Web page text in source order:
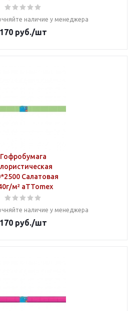
наличие у менеджера
170 руб./шт
Гофробумага
Салатовая
м² aTTomex
наличие у менеджера
170 руб./шт